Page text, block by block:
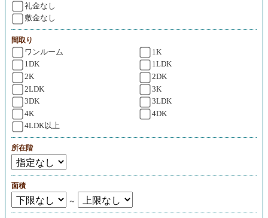
礼金なし
敷金なし
間取り
ワンルーム
1K
1DK
1LDK
2K
2DK
2LDK
3K
3DK
3LDK
4K
4DK
4LDK以上
所在階
面積
～